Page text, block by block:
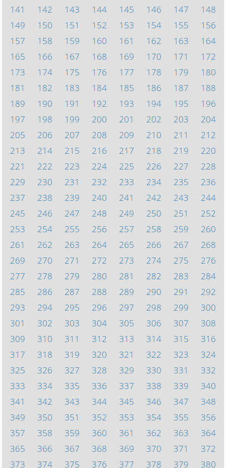
141
142 143 144 145 146 147
148
149
150 151 152 153 154 155
156
157
158 159 160 161 162 163
164
165
166 167 168 169 170 171
172
173
174 175 176 177 178 179
180
181
182 183 184 185 186 187
188
189
190 191 192 193 194 195
196
197
198 199 200 201 202 203
204
205
206 207 208 209 210 211
212
213
214 215 216 217 218 219
220
221
222 223 224 225 226 227
228
229
230 231 232 233 234 235
236
237
238 239 240 241 242 243
244
245
246 247 248 249 250 251
252
253
254 255 256 257 258 259
260
261
262 263 264 265 266 267
268
269
270 271 272 273 274 275
276
277
278 279 280 281 282 283
284
285
286 287 288 289 290 291
292
293
294 295 296 297 298 299
300
301
302 303 304 305 306 307
308
309
310 311 312 313 314 315
316
317
318 319 320 321 322 323
324
325
326 327 328 329 330 331
332
333
334 335 336 337 338 339
340
341
342 343 344 345 346 347
348
349
350 351 352 353 354 355
356
357
358 359 360 361 362 363
364
365
366 367 368 369 370 371
372
373
374 375 376 377 378 379 380